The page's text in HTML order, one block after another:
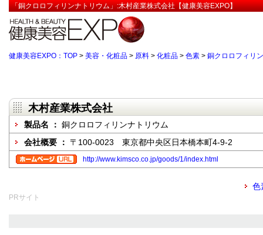
「銅クロロフィリンナトリウム」:木村産業株式会社【健康美容EXPO】
健康美容EXPO：TOP > 美容・化粧品 > 原料 > 化粧品 > 色素 > 銅クロロフィリ
木村産業株式会社
製品名 ： 銅クロロフィリンナトリウム
会社概要 ： 〒100-0023 東京都中央区日本橋本町4-9-2
http://www.kimsco.co.jp/goods/1/index.html
色
PRサイト